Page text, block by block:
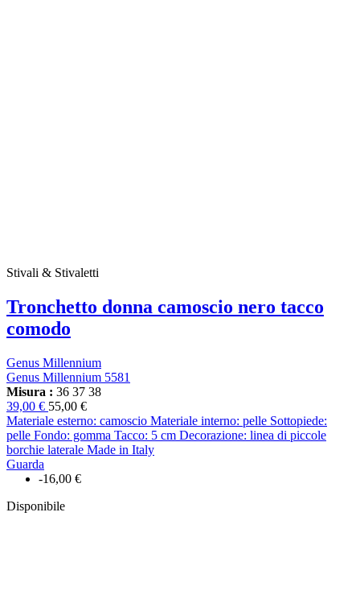
-16,00 €
Disponibile
Stivali & Stivaletti
Tronchetto donna camoscio nero tacco
comodo
Genus Millennium
Genus Millennium 5581
Misura : 36 37 38
39,00 € 55,00 €
Materiale esterno: camoscio Materiale interno: pelle Sottopiede:
pelle Fondo: gomma Tacco: 5 cm Decorazione: linea di piccole
borchie laterale Made in Italy
Guarda